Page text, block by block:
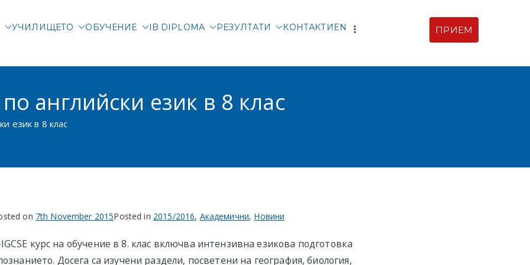
училище в София
УЧИЛИЩЕТО ОБУЧЕНИЕ IB DIPLOMA РЕЗУЛТАТИ КОНТАКТИEN ПРИЕМ
английски език в 8 клас
език в 8 клас
on 7th November 2015Posted in 2015/2016, Академични, Новини
курс на обучение в 8. клас включва интензивна езикова подготовка
Досега сa изучени раздели, посветени на география, биология,